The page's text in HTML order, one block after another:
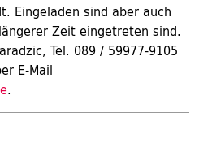
Eingeladen sind aber auch
Zeit eingetreten sind.
Tel. 089 / 59977-9105
E-Mail
.